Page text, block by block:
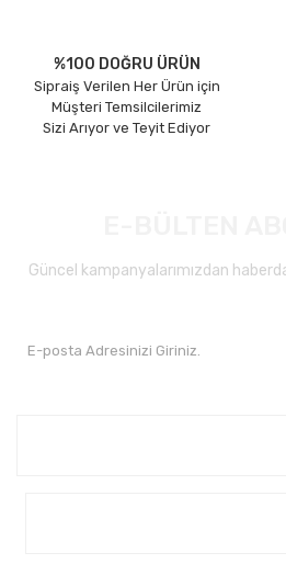
%100 DOĞRU ÜRÜN
Sipraiş Verilen Her Ürün için
Müşteri Temsilcilerimiz
Sizi Arıyor ve Teyit Ediyor
Güncel kampanyalarımızdan